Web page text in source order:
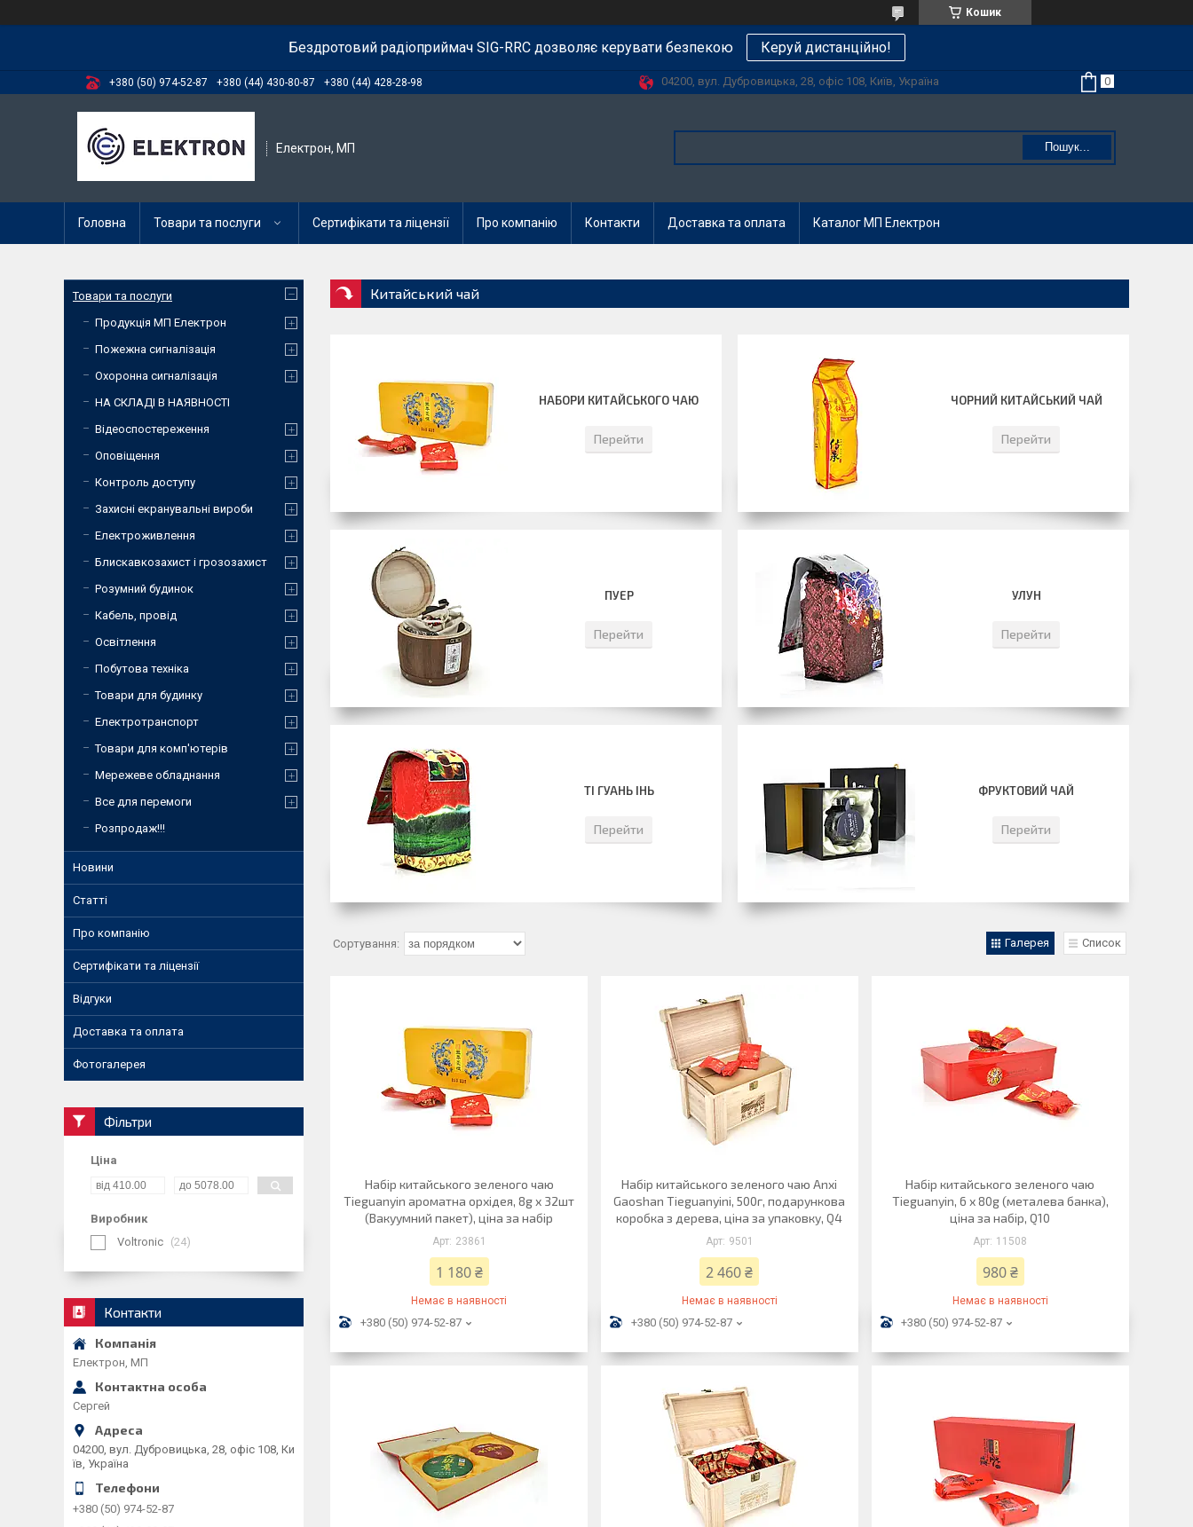
Кошик
Бездротовий радіоприймач SIG-RRC дозволяє керувати безпекою Керуй дистанційно!
+380 (50) 974-52-87 +380 (44) 430-80-87 +380 (44) 428-28-98 04200, вул. Дубровицька, 28, офіс 108, Київ, Україна
Електрон, МП Пошук...
Головна Товари та послуги Сертифікати та ліцензії Про компанію Контакти Доставка та оплата Каталог МП Електрон
Китайський чай
НАБОРИ КИТАЙСЬКОГО ЧАЮ
Перейти
ЧОРНИЙ КИТАЙСЬКИЙ ЧАЙ
Перейти
ПУЕР
Перейти
УЛУН
Перейти
ТІ ГУАНЬ ІНЬ
Перейти
ФРУКТОВИЙ ЧАЙ
Перейти
Галерея Список
Набір китайського зеленого чаю
Tieguanyin ароматна орхідея, 8g х 32шт
(Вакуумний пакет), ціна за набір
23861
1 180 ₴
Немає в наявності
+380 (50) 974-52-87
Набір китайського зеленого чаю Anxi
Gaoshan Tieguanyini, 500г, подарункова
коробка з дерева, ціна за упаковку, Q4
9501
2 460 ₴
Немає в наявності
+380 (50) 974-52-87
Набір китайського зеленого чаю
Tieguanyin, 6 х 80g (металева банка),
ціна за набір, Q10
11508
980 ₴
Немає в наявності
+380 (50) 974-52-87
Товари та послуги
Продукція МП Електрон
Пожежна сигналізація
Охоронна сигналізація
НА СКЛАДІ В НАЯВНОСТІ
Відеоспостереження
Оповіщення
Контроль доступу
Захисні екранувальні вироби
Електроживлення
Блискавкозахист і грозозахист
Розумний будинок
Кабель, провід
Освітлення
Побутова техніка
Товари для будинку
Електротранспорт
Товари для комп'ютерів
Мережеве обладнання
Все для перемоги
Розпродаж!!!
Новини
Статті
Про компанію
Сертифікати та ліцензії
Відгуки
Доставка та оплата
Фотогалерея
Фільтри
Ціна
Виробник
Voltronic
24
Контакти
Електрон, МП
Сергей
04200, вул. Дубровицька, 28, офіс 108, Ки
їв, Україна
+380 (50) 974-52-87